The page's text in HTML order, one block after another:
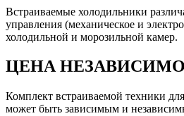
Встраиваемые холодильники
управления (механическое и
холодильной и морозильной камер.
ЦЕНА
Комплект встраиваемой техники
может быть зависимым и